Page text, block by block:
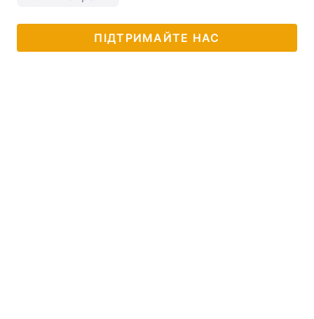
ПІДТРИМАЙТЕ НАС